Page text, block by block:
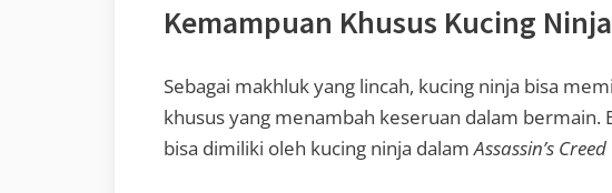
Kemampuan Khusus Kucing Ninja
Sebagai makhluk yang lincah, kucing ninja bisa
khusus yang menambah keseruan dalam bermain.
bisa dimiliki oleh kucing ninja dalamAssassin’s